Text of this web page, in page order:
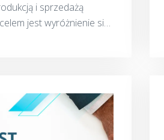
i sprzedażą
jest wyróżnienie się